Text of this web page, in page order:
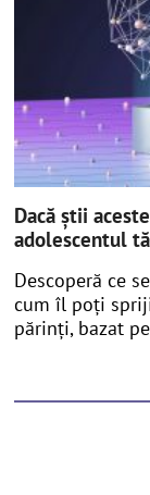
Dacă știi
adolescentul
Descoperă ce
cum îl poți
părinți, bazat